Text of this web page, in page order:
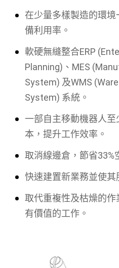
在少量多樣製造的環
備利用率。
軟硬無縫整合ERP
Planning)、MES
System) 及WMS
System) 系統。
一部自主移動機器人
本，提升工作效率。
取消線邊倉，節省33%
快速建置新業務並使其
取代重複性及枯燥的
有價值的工作。